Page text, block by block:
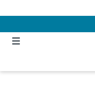
to
to
menu